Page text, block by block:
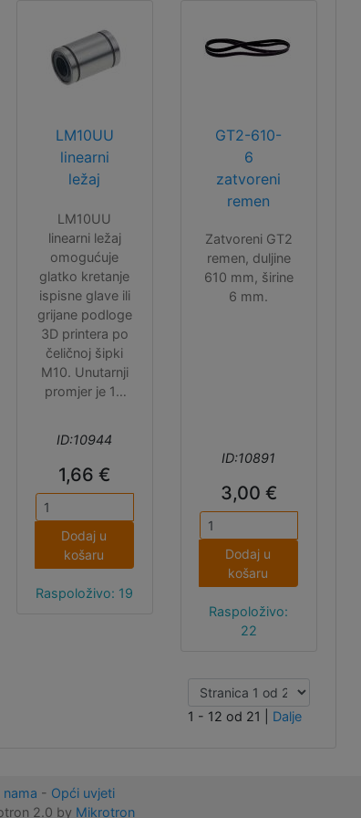
LM10UU
linearni
ležaj
LM10UU
linearni ležaj
omogućuje
glatko kretanje
ispisne glave ili
grijane podloge
3D printera po
čeličnoj šipki
M10. Unutarnji
promjer je 10
i duljina ležaja je
29 mm.
ID:10944
1,66 €
Dodaj u
košaru
Raspoloživo: 19
GT2-610-
6
zatvoreni
remen
Zatvoreni GT2
remen, duljine
610 mm, širine
6 mm.
ID:10891
3,00 €
Dodaj u
košaru
Raspoloživo:
22
1 - 12 od 21 Dalje
nama - Opći uvjeti
2.0 by Mikrotron